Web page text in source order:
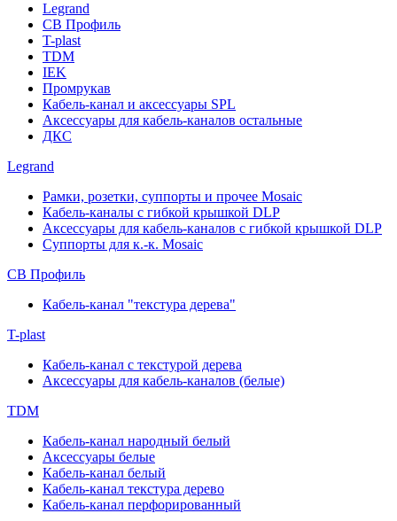
Legrand
СВ Профиль
T-plast
TDM
IEK
Промрукав
Кабель-канал и аксессуары SPL
Аксессуары для кабель-каналов остальные
ДКС
Legrand
Рамки, розетки, суппорты и прочее Mosaic
Кабель-каналы с гибкой крышкой DLP
Аксессуары для кабель-каналов с гибкой крышкой DLP
Суппорты для к.-к. Mosaic
СВ Профиль
Кабель-канал "текстура дерева"
T-plast
Кабель-канал с текстурой дерева
Аксессуары для кабель-каналов (белые)
TDM
Кабель-канал народный белый
Аксессуары белые
Кабель-канал белый
Кабель-канал текстура дерево
Кабель-канал перфорированный